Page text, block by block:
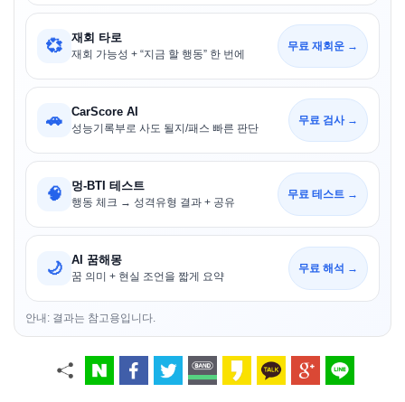
💞 재회 타로
재회 가능성 + “지금 할 행동” 한 번에
무료 재회운 →
🚗 CarScore AI
성능기록부로 사도 될지/패스 빠른 판단
무료 검사 →
🧠 멍-BTI 테스트
행동 체크 → 성격유형 결과 + 공유
무료 테스트 →
🌙 AI 꿈해몽
꿈 의미 + 현실 조언을 짧게 요약
무료 해석 →
안내: 결과는 참고용입니다.